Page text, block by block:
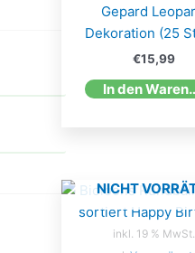
Gepard
Dekoration (25
€15,99
In
NICHT
inkl. 19 % MwSt.